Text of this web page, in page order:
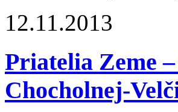
12.11.2013
Priatelia Zeme
Chocholnej-